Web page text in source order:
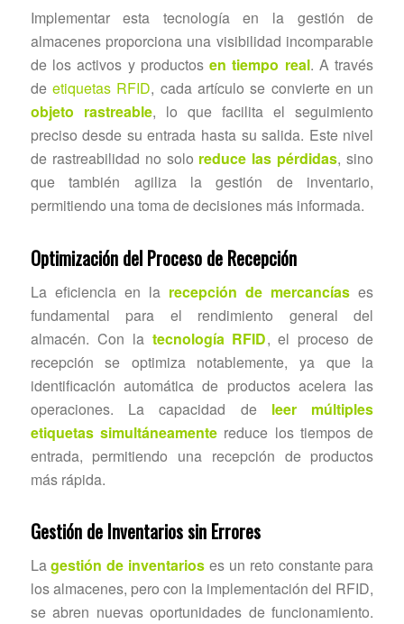
Implementar esta tecnología en la gestión de
almacenes proporciona una visibilidad incomparable
de los activos y productosen tiempo real. A través
de etiquetas RFID, cada artículo se convierte en un
objeto rastreable, lo que facilita el seguimiento
preciso desde su entrada hasta su salida. Este nivel
de rastreabilidad no solo reduce las pérdidas, sino
que también agiliza la gestión de inventario,
permitiendo una toma de decisiones más informada.
Optimización del Proceso de Recepción
La eficiencia en la recepción de mercancías es
fundamental para el rendimiento general del
almacén. Con la tecnología RFID, el proceso de
recepción se optimiza notablemente, ya que la
identificación automática de productos acelera las
operaciones. La capacidad de leer múltiples
etiquetas simultáneamentereduce los tiempos de
entrada, permitiendo una recepción de productos
más rápida.
Gestión de Inventarios sin Errores
Lagestión de inventarios es un reto constante para
los almacenes, pero con la implementación del RFID,
se abren nuevas oportunidades de funcionamiento.